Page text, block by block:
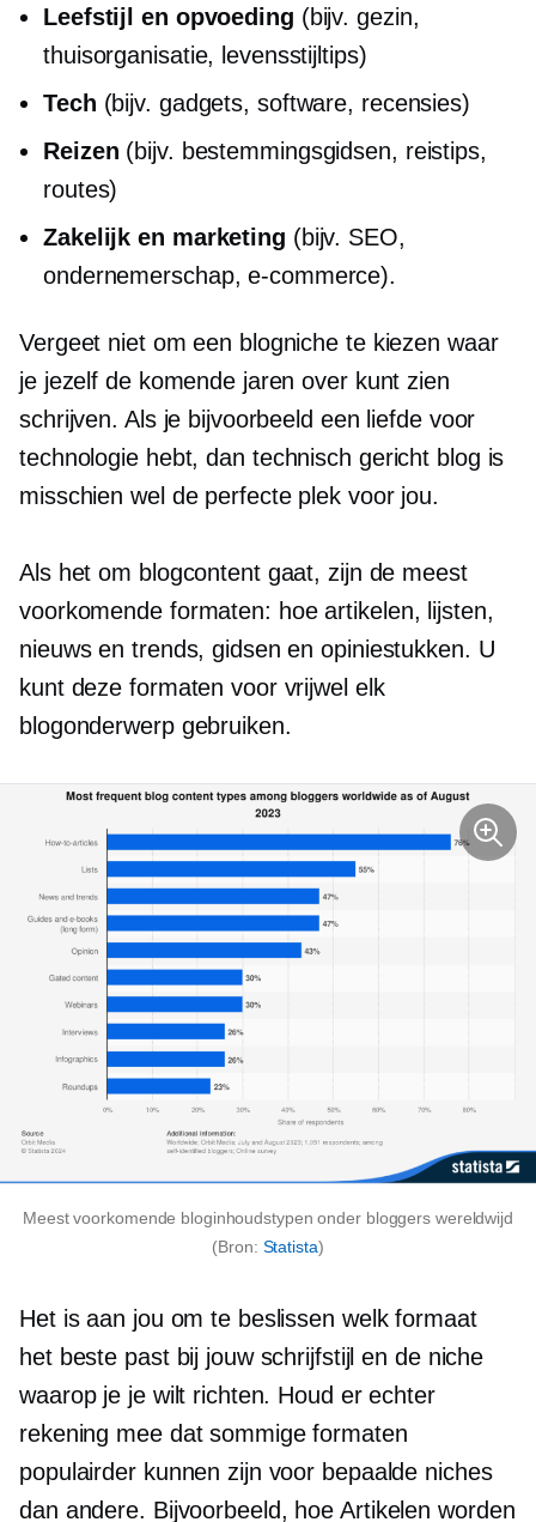
Leefstijl en opvoeding (bijv. gezin,
thuisorganisatie, levensstijltips)
Tech (bijv. gadgets, software, recensies)
Reizen (bijv. bestemmingsgidsen, reistips,
routes)
Zakelijk en marketing (bijv. SEO,
ondernemerschap, e-commerce).
Vergeet niet om een ​​blogniche te kiezen waar
je jezelf de komende jaren over kunt zien
schrijven. Als je bijvoorbeeld een liefde voor
technologie hebt, dan technisch gericht blog is
misschien wel de perfecte plek voor jou.
Als het om blogcontent gaat, zijn de meest
voorkomende formaten: hoeartikelen, lijsten,
nieuws en trends, gidsen en opiniestukken. U
kunt deze formaten voor vrijwel elk
blogonderwerp gebruiken.
Meest voorkomende bloginhoudstypen onder bloggers wereldwijd
(Bron: Statista)
Het is aan jou om te beslissen welk formaat
het beste past bij jouw schrijfstijl en de niche
waarop je je wilt richten. Houd er echter
rekening mee dat sommige formaten
populairder kunnen zijn voor bepaalde niches
dan andere. Bijvoorbeeld, hoe Artikelen worden